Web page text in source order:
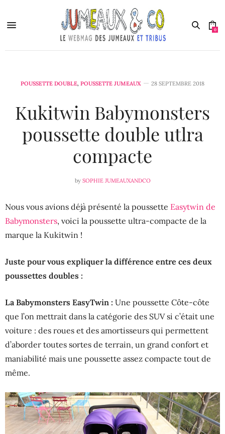
0
POUSSETTE DOUBLE, POUSSETTE JUMEAUX 28 SEPTEMBRE 2018
Kukitwin Babymonsters
poussette double utlra
compacte
by SOPHIE JUMEAUXANDCO
Nous vous avions déjà présenté la poussette Easytwin de
Babymonsters, voici la poussette ultra-compacte de la
marque la Kukitwin !
Juste pour vous expliquer la différence entre ces deux
poussettes doubles :
La Babymonsters EasyTwin : Une poussette Côte-côte
que l’on mettrait dans la catégorie des SUV si c’était une
voiture : des roues et des amortisseurs qui permettent
d’aborder toutes sortes de terrain, un grand confort et
maniabilité mais une poussette assez compacte tout de
même.